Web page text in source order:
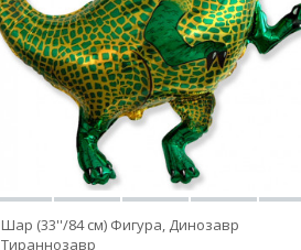
Шар (33''/84 см) Фигура, Динозавр
Тираннозавр